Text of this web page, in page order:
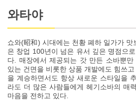
와타야
쇼와(昭和) 시대에는 천황 폐하 일가가
은 창업 100년이 넘은 유서 깊은 명점으
다. 매장에서 제공되는 갓 만든 소바뿐
있는 건면을 비롯한 상품 개발에도 힘쓰
을 계승하면서도 항상 새로운 스타일을
라도 더 많은 사람들에게 헤기소바의 매
마음을 전하고 있다.